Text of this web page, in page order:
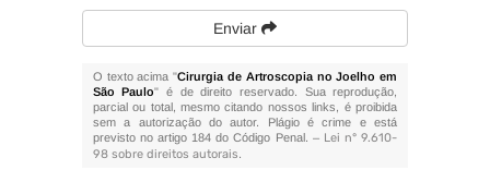
Enviar
O texto acima "Cirurgia de Artroscopia no Joelho em
São Paulo" é de direito reservado. Sua reprodução,
parcial ou total, mesmo citando nossos links, é proibida
sem a autorização do autor. Plágio é crime e está
previsto no artigo 184 do Código Penal. – Lei n° 9.610-
98 sobre direitos autorais.